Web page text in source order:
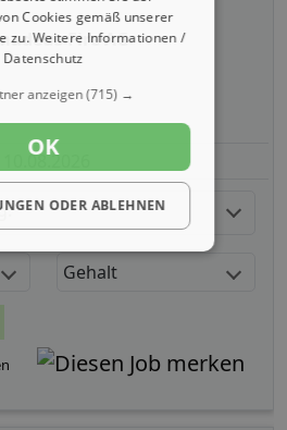
Fire AG
Gehalt
Cookies gemäß unserer
zu.Weitere Informationen /
Datenschutz
anzeigen(715) →
OK
ODER ABLEHNEN